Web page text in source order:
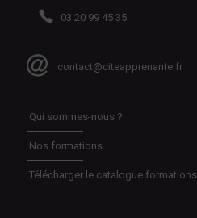
03 20 99 45 35
contact@citeapprenante.fr
Qui sommes-nous ?
Nos formations
Télécharger le catalogue formations